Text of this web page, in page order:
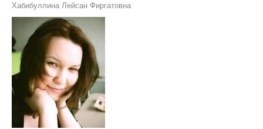
Хабибуллина Лейсан Фиргатовна